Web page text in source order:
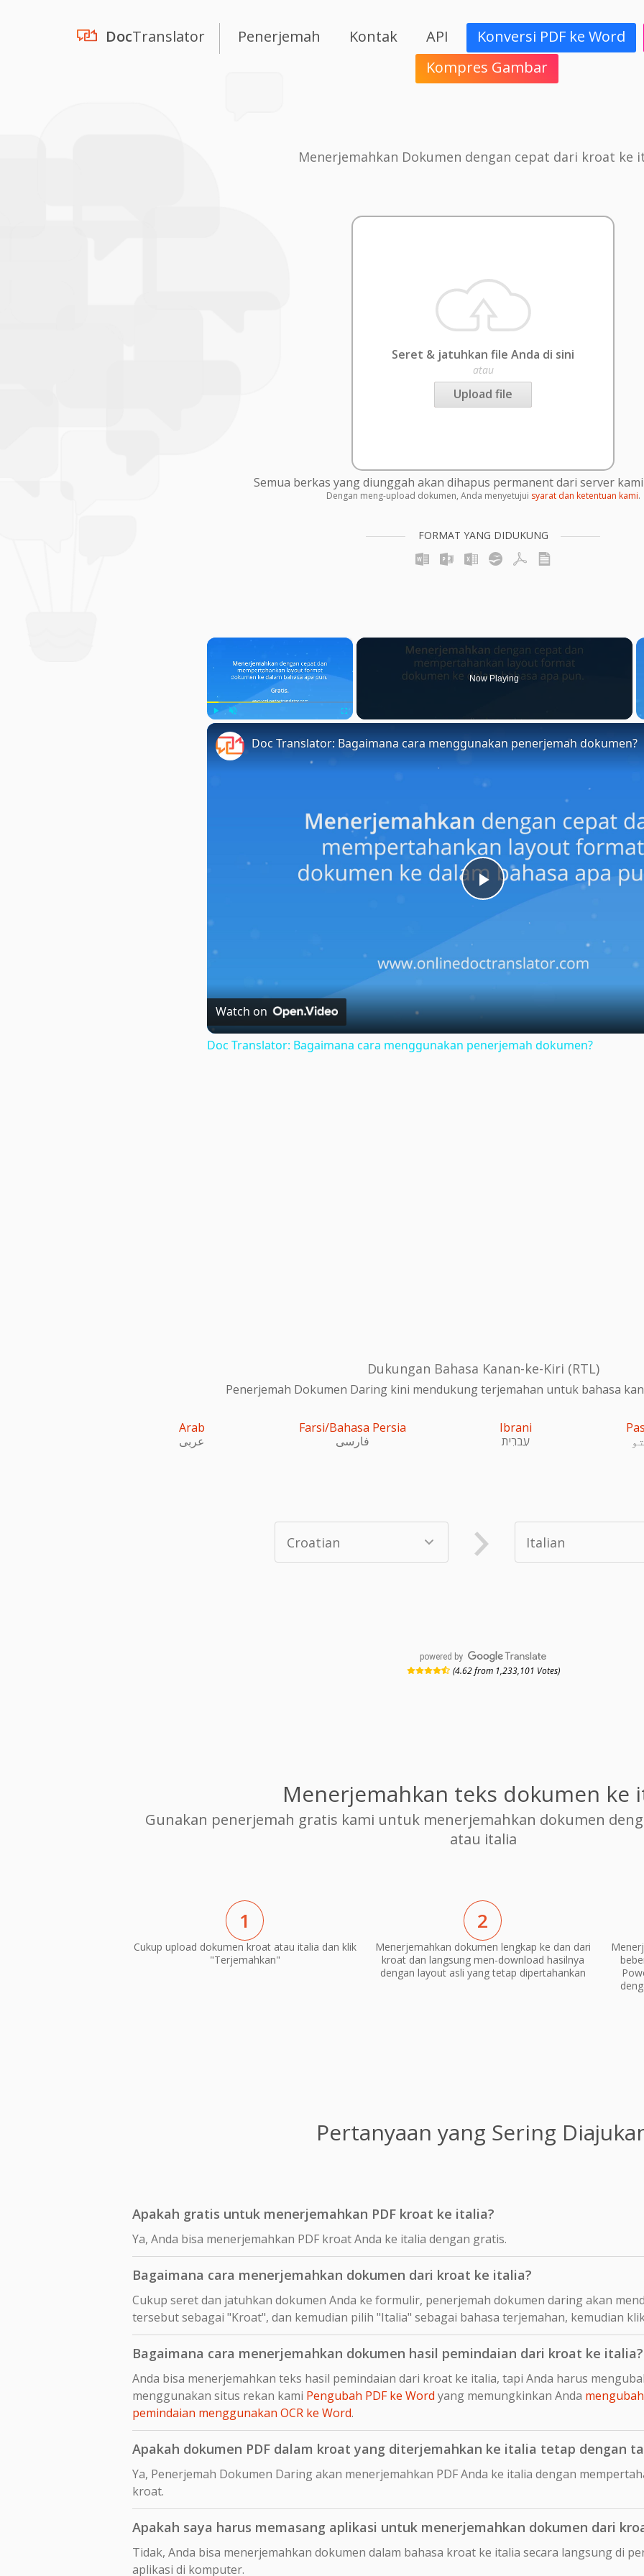
DocTranslator Penerjemah Kontak API
Konversi PDF ke Word
Kompres Gambar
Menerjemahkan Dokumen dengan cepat dari kroat ke
Seret & jatuhkan file Anda di sini
atau
Upload file
Semua berkas yang diunggah akan dihapus permanent dari server
Dengan meng-upload dokumen, Anda menyetujui syarat dan ketentuan kami.
FORMAT YANG DIDUKUNG
×
Now Playing
Play
Doc Translator: Bagaimana cara menggunakan penerjemah dokumen?
Watch on
Doc Translator: Bagaimana cara menggunakan penerjemah dokumen?
Dukungan Bahasa Kanan-ke-Kiri (RTL)
Penerjemah Dokumen Daring kini mendukung terjemahan untuk bahasa
Arab
عربى
Farsi/Bahasa Persia
فارسی
Ibrani
עִברִית
powered by
(4.62 from 1,233,101 Votes)
Menerjemahkan teks dokumen ke
Gunakan penerjemah gratis kami untuk menerjemahkan dokumen
atau italia
1
Cukup upload dokumen kroat atau italia dan klik
"Terjemahkan"
2
Menerjemahkan dokumen lengkap ke dan dari
kroat dan langsung men-download hasilnya
dengan layout asli yang tetap dipertahankan
Pertanyaan yang Sering
Apakah gratis untuk menerjemahkan PDF kroat ke italia?
Ya, Anda bisa menerjemahkan PDF kroat Anda ke italia dengan gratis.
Bagaimana cara menerjemahkan dokumen dari kroat ke italia?
Cukup seret dan jatuhkan dokumen Anda ke formulir, penerjemah dokumen daring akan
tersebut sebagai "Kroat", dan kemudian pilih "Italia" sebagai bahasa terjemahan, kemudian
Bagaimana cara menerjemahkan dokumen hasil pemindaian dari kroat ke italia?
Anda bisa menerjemahkan teks hasil pemindaian dari kroat ke italia, tapi Anda harus
menggunakan situs rekan kami Pengubah PDF ke Word yang memungkinkan Anda
pemindaian menggunakan OCR ke Word.
Apakah dokumen PDF dalam kroat yang diterjemahkan ke italia tetap dengan
Ya, Penerjemah Dokumen Daring akan menerjemahkan PDF Anda ke italia dengan
kroat.
Apakah saya harus memasang aplikasi untuk menerjemahkan dokumen dari
Tidak, Anda bisa menerjemahkan dokumen dalam bahasa kroat ke italia secara langsung di
aplikasi di komputer.